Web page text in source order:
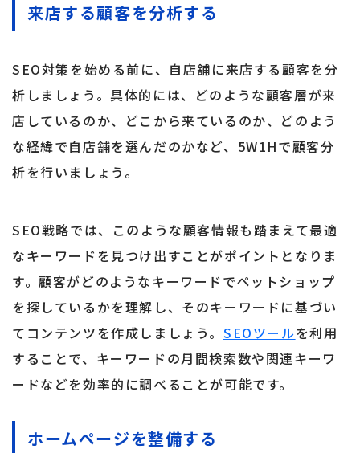
来店する顧客を分析する
SEO対策を始める前に、自店舗に来店する顧客を分
析しましょう。具体的には、どのような顧客層が来
店しているのか、どこから来ているのか、どのよう
な経緯で自店舗を選んだのかなど、5W1Hで顧客分
析を行いましょう。
SEO戦略では、このような顧客情報も踏まえて最適
なキーワードを見つけ出すことがポイントとなりま
す。顧客がどのようなキーワードでペットショップ
を探しているかを理解し、そのキーワードに基づい
てコンテンツを作成しましょう。 SEOツールを利用
することで、キーワードの月間検索数や関連キーワ
ードなどを効率的に調べることが可能です。
ホームページを整備する